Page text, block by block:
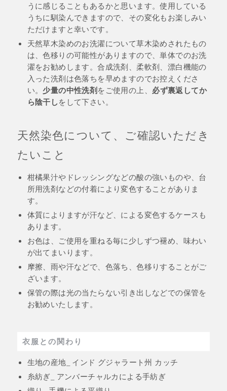
うに感じることもあるかと思います。使用している
うちに馴染んできますので、その変化もお楽しみい
ただけますと幸いです。
天然草木染めのお洗濯について草木染めされたもの
は、色移りの可能性がありますので、単体でのお洗
濯をお勧めします。合成洗剤、柔軟剤、漂白機能の
入った洗剤は色落ちを早めますのでお控えくださ
い。 少量の中性洗剤をご使用の上、 必ず裏返してか
ら陰干しをして下さい。
天然染色について、ご確認いただき
たいこと
柑橘果汁やドレッシングなどの酸の強いものや、台
所用洗剤などの付着により変色することがありま
す。
体質によりますが汗など、による変色するケースも
あります。
お色は、ご使用を重ねる毎に少しずつ褪め、味わい
が出てまいります。
摩擦、雨や汗などで、色落ち、色移りすることがご
ざいます。
保管の際は光の当たらない引き出しなどでの保管を
お勧めいたします。
衣服との関わり
生地の産地_ インド グジャラート州 カッチ
糸紡ぎ_ アンバーチャルカによる手紡ぎ